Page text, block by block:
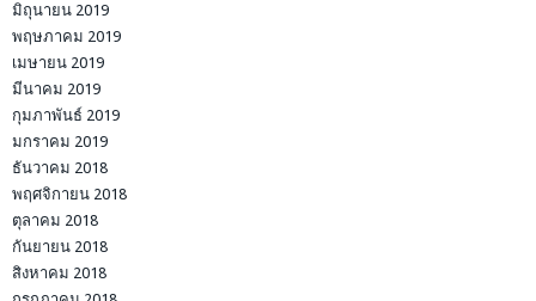
มิถุนายน 2019
พฤษภาคม 2019
เมษายน 2019
มีนาคม 2019
กุมภาพันธ์ 2019
มกราคม 2019
ธันวาคม 2018
พฤศจิกายน 2018
ตุลาคม 2018
กันยายน 2018
สิงหาคม 2018